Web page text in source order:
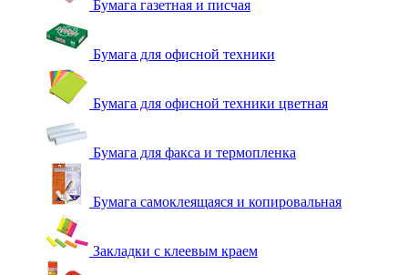
Бумага газетная и писчая
Бумага для офисной техники
Бумага для офисной техники цветная
Бумага для факса и термопленка
Бумага самоклеящаяся и копировальная
Закладки с клеевым краем